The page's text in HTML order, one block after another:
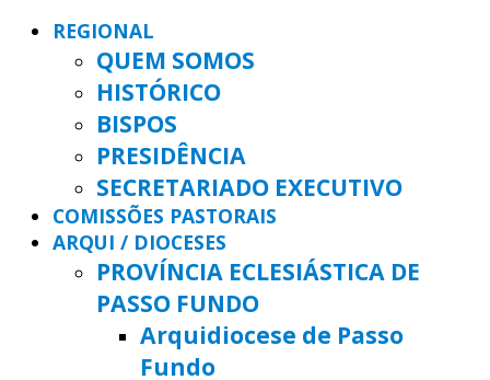
REGIONAL
QUEM SOMOS
HISTÓRICO
BISPOS
PRESIDÊNCIA
SECRETARIADO EXECUTIVO
COMISSÕES PASTORAIS
ARQUI / DIOCESES
PROVÍNCIA ECLESIÁSTICA DE
PASSO FUNDO
Arquidiocese de Passo
Fundo